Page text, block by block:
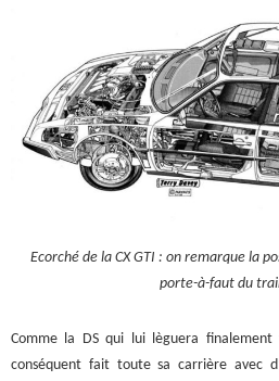
Ecorché de la CX GTI : on remarque la
porte-à-faut du
Comme la DS qui lui lèguera
conséquent fait toute sa carrière avec